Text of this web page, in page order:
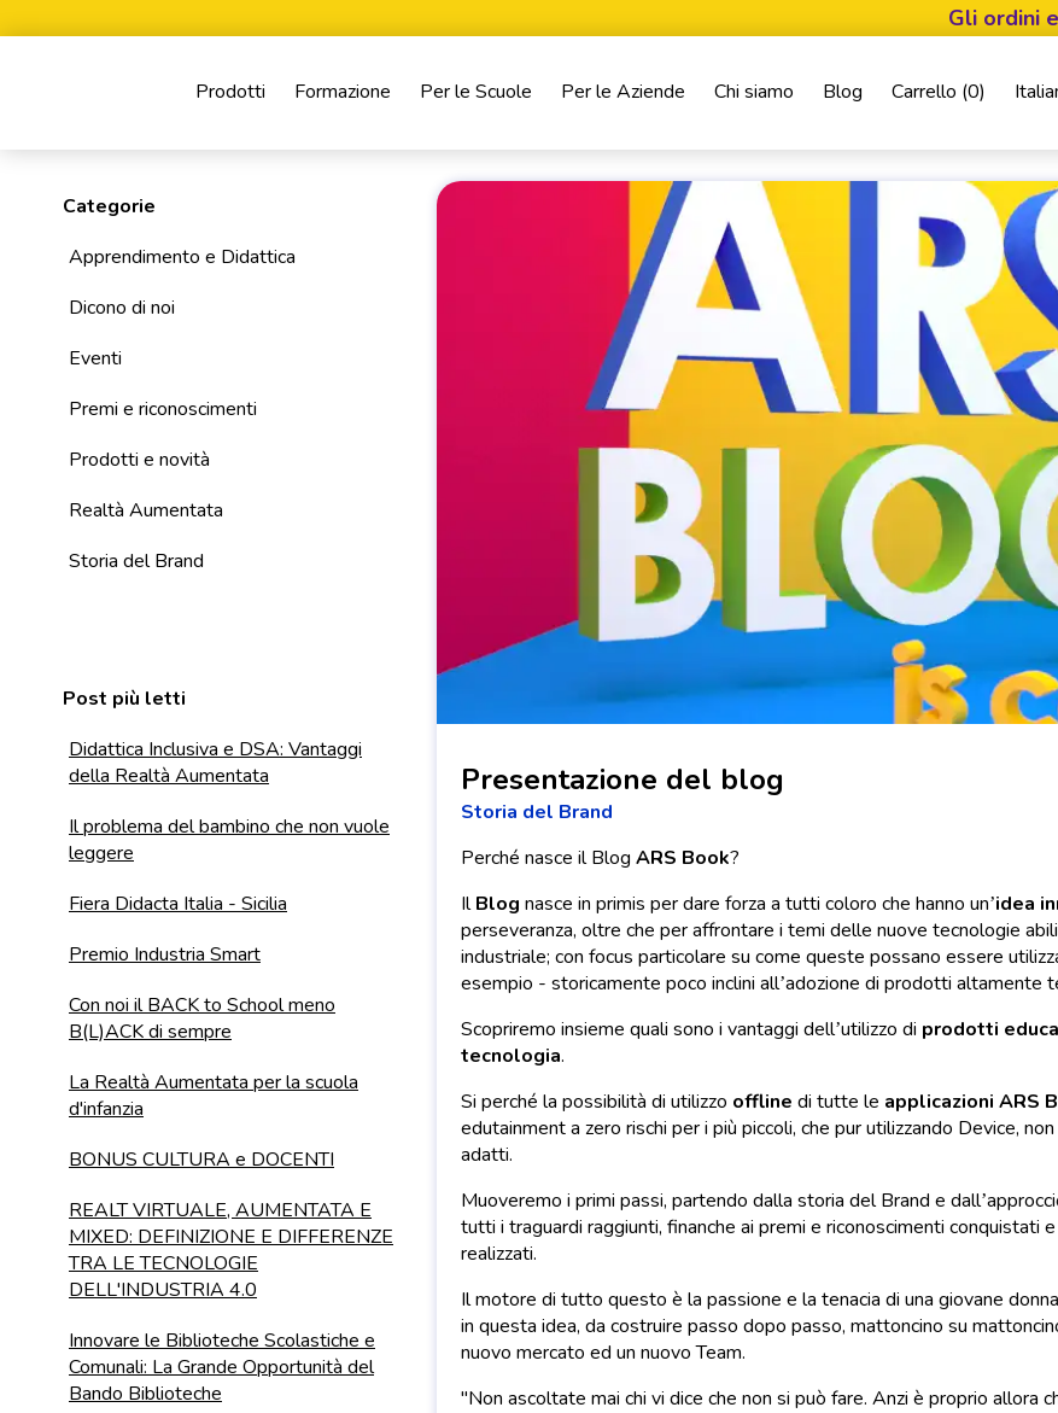
Gli ordini
Prodotti Formazione Per le Scuole Per le Aziende Chi siamo Blog Carrello (0)
Categorie
Apprendimento e Didattica
Dicono di noi
Eventi
Premi e riconoscimenti
Prodotti e novità
Realtà Aumentata
Storia del Brand
Post più letti
Didattica Inclusiva e DSA: Vantaggi
della Realtà Aumentata
Il problema del bambino che non vuole
leggere
Fiera Didacta Italia - Sicilia
Premio Industria Smart
Con noi il BACK to School meno
B(L)ACK di sempre
La Realtà Aumentata per la scuola
d'infanzia
BONUS CULTURA e DOCENTI
REALT VIRTUALE, AUMENTATA E
MIXED: DEFINIZIONE E DIFFERENZE
TRA LE TECNOLOGIE
DELL'INDUSTRIA 4.0
Innovare le Biblioteche Scolastiche e
Comunali: La Grande Opportunità del
Bando Biblioteche
Presentazione del blog
Storia del Brand
Perché nasce il Blog ARS Book?
IlBlog nasce in primis per dare forza a tutti coloro che hanno un’idea
perseveranza, oltre che per affrontare i temi delle nuove tecnologie
industriale; con focus particolare su come queste possano essere
esempio - storicamente poco inclini all’adozione di prodotti altamente
Scopriremo insieme quali sono i vantaggi dell’utilizzo di prodotti
tecnologia.
Si perché la possibilità di utilizzo offline di tutte le applicazioni ARS
edutainment a zero rischi per i più piccoli, che pur utilizzando Device,
adatti.
Muoveremo i primi passi, partendo dalla storia del Brand e
tutti i traguardi raggiunti, finanche ai premi e riconoscimenti
realizzati.
Il motore di tutto questo è la passione e la tenacia di una giovane
in questa idea, da costruire passo dopo passo, mattoncino su
nuovo mercato ed un nuovo Team.
''Non ascoltate mai chi vi dice che non si può fare. Anzi è proprio allora